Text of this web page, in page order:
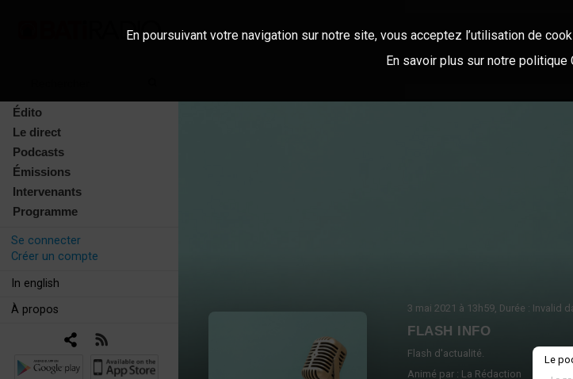
Édito
Le direct
Podcasts
Émissions
Intervenants
Programme
Se connecter
Créer un compte
In english
À propos
3 mai 2021 à 13h59, Durée : Invalid
FLASH INFO
Flash d'actualité.
Animé par : La Rédaction
En poursuivant votre navigation sur notre site, vous acceptez l’utilisation de
En savoir plus sur notre politique
Le